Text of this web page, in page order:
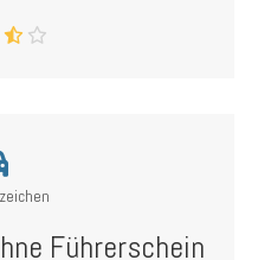
Führerschein